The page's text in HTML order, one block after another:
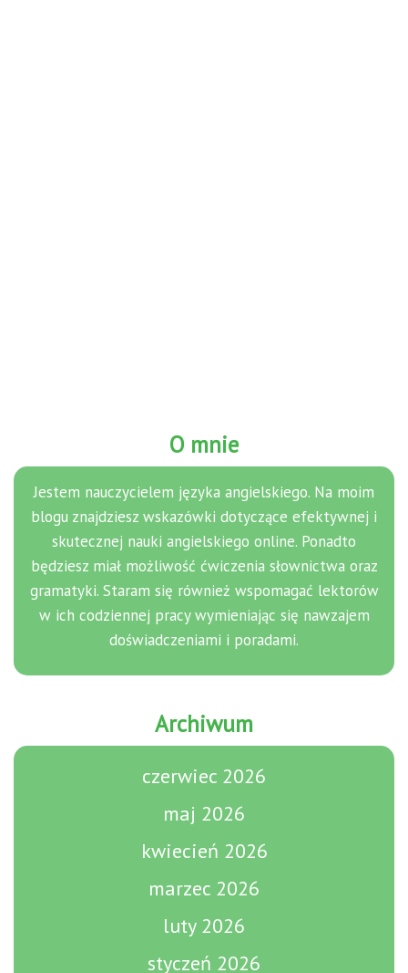
O mnie
Jestem nauczycielem języka angielskiego. Na moim
blogu znajdziesz wskazówki dotyczące efektywnej i
skutecznej nauki angielskiego online. Ponadto
będziesz miał możliwość ćwiczenia słownictwa oraz
gramatyki. Staram się również wspomagać lektorów
w ich codziennej pracy wymieniając się nawzajem
doświadczeniami i poradami.
Archiwum
czerwiec 2026
maj 2026
kwiecień 2026
marzec 2026
luty 2026
styczeń 2026